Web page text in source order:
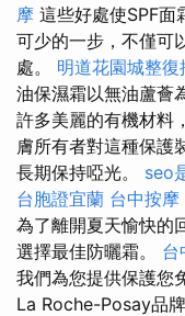
摩 這些好處使SPF面
可少的一步，不僅可
處。 明道花園城整復
油保濕霜以無油蘆薈
許多美麗的有機材料
膚所有者對這種保護
長期保持啞光。 seo
台胞證宜蘭 台中按摩
為了離開夏天愉快的
選擇最佳防曬霜。 台
我們為您提供保護您
La Roche-Posay品